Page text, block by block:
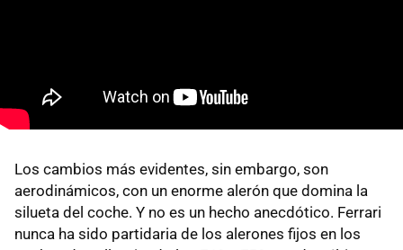
Los cambios más evidentes, sin embargo, son
aerodinámicos, con un enorme alerón que domina la
silueta del coche. Y no es un hecho anecdótico. Ferrari
nunca ha sido partidaria de los alerones fijos en los